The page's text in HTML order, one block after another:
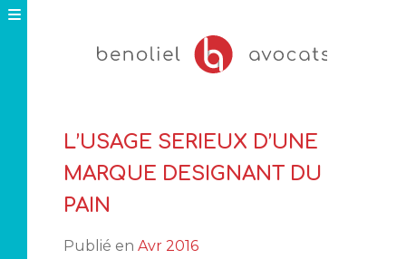
L’USAGE SERIEUX D’UNE
MARQUE DESIGNANT DU
PAIN
Publié en Avr 2016